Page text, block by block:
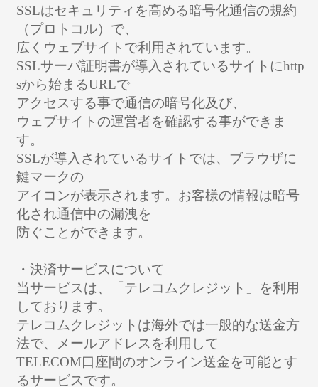
SSLはセキュリティを高める暗号化通信の規約
（プロトコル）で、
広くウェブサイトで利用されています。
SSLサーバ証明書が導入されているサイトにhttp
sから始まるURLで
アクセスする事で通信の暗号化及び、
ウェブサイトの運営者を確認する事ができま
す。
SSLが導入されているサイトでは、ブラウザに
鍵マークの
アイコンが表示されます。お客様の情報は暗号
化され通信中の漏洩を
防ぐことができます。
・決済サービスについて
当サービスは、「テレコムクレジット」を利用
しております。
テレコムクレジットは海外では一般的な送金方
法で、メールアドレスを利用して
TELECOM口座間のオンライン送金を可能とす
るサービスです。